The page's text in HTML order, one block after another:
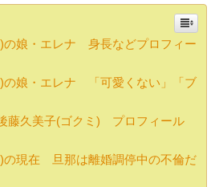
の娘・エレナ 身長などプロフィー
の娘・エレナ 「可愛くない」「ブ
藤久美子(ゴクミ) プロフィール
の現在 旦那は離婚調停中の不倫だ